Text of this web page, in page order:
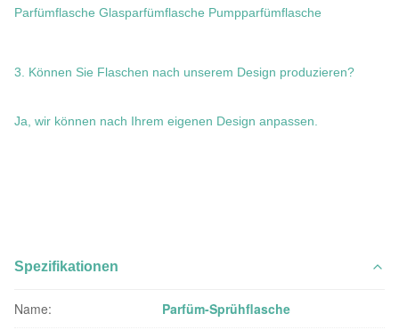
Parfümflasche Glasparfümflasche Pumpparfümflasche
3. Können Sie Flaschen nach unserem Design produzieren?
Ja, wir können nach Ihrem eigenen Design anpassen.
Spezifikationen
Name: Parfüm-Sprühflasche